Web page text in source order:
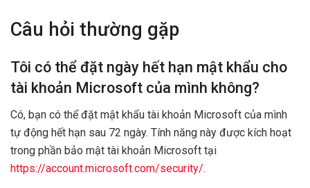
Câu hỏi thường gặp
Tôi có thể đặt ngày hết hạn mật khẩu cho
tài khoản Microsoft của mình không?
Có, bạn có thể đặt mật khẩu tài khoản Microsoft của mình
tự động hết hạn sau 72 ngày. Tính năng này được kích hoạt
trong phần bảo mật tài khoản Microsoft tại
https://account.microsoft.com/security/.